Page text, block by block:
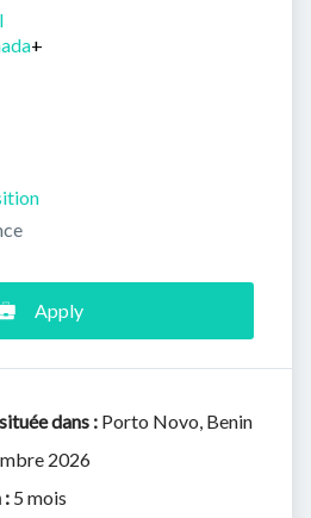
+
Apply
dans : Porto Novo, Benin
2026
: 5 mois